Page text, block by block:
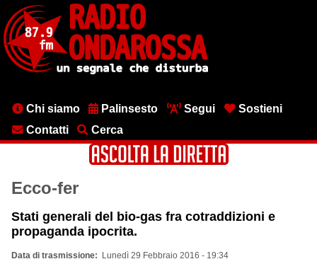
contenuto
principale
MenuChi siamo Palinsesto Segui
Sostieni
Contatti
Cerca
Ecco-fer
Stati generali del bio-gas fra cotraddizioni e
propaganda ipocrita.
Data di trasmissione Lunedì 29 Febbraio 2016 - 19:34